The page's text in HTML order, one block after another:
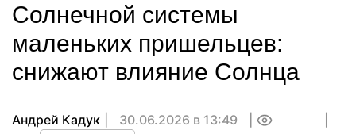
Солнечной системы
маленьких пришельцев:
снижают влияние Солнца
Андрей Кадук 30.06.2026 в 13:49